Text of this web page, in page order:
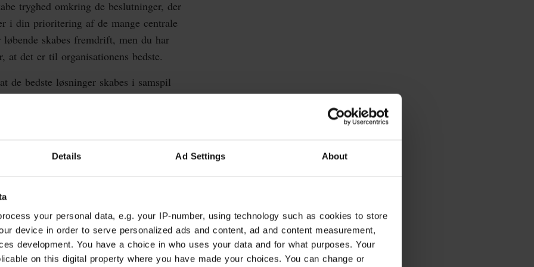
Details Ad Settings About
your personal data, e.g. your IP-number, using technology such as cookies to store
device in order to serve personalized ads and content, ad and content measurement,
development. You have a choice in who uses your data and for what purposes. Your
on this digital property where you have made your choices. You can change or
tryghed omkring de beslutninger, der
i din prioritering af de mange centrale
skabes fremdrift, men du har
at det er til organisationens bedste.
de bedste løsninger skabes i samspil
politikere og borgere. Som person er
i din kommunikation, hvor du evner
troværdighed, så der skabes forståelse
dig i Halsnæs som mere end bare
for den chef, der vil være
i den uddybendestillings- og